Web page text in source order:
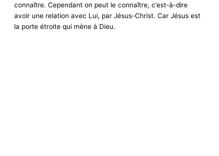
connaître. Cependant on peut le connaître, c’est-à-dire
avoir une relation avec Lui, par Jésus-Christ. Car Jésus est
la porte étroite qui mène à Dieu.